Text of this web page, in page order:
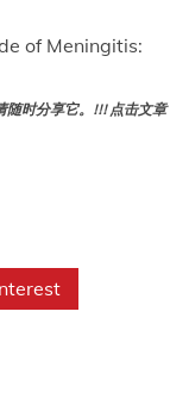
of Meningitis:
随时分享它。!!! 点击文章